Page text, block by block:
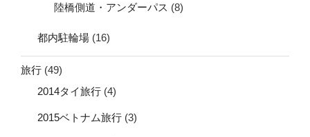
陸橋側道・アンダーパス (8)
都内駐輪場 (16)
旅行 (49)
2014タイ旅行 (4)
2015ベトナム旅行 (3)